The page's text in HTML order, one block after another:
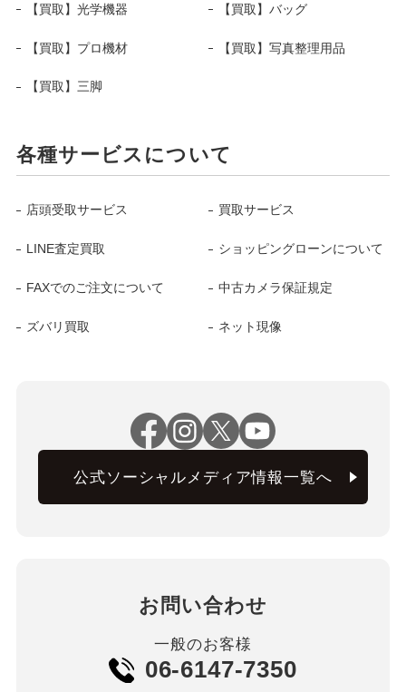
【買取】光学機器 【買取】バッグ
【買取】プロ機材 【買取】写真整理用品
【買取】三脚
各種サービスについて
店頭受取サービス 買取サービス
LINE査定買取 ショッピングローンについて
FAXでのご注文について 中古カメラ保証規定
ズバリ買取 ネット現像
公式ソーシャルメディア情報一覧へ
お問い合わせ
一般のお客様
06-6147-7350